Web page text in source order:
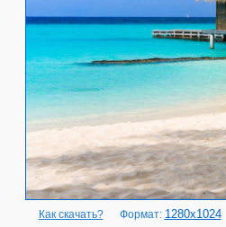
Как скачать? Формат: 1280x1024